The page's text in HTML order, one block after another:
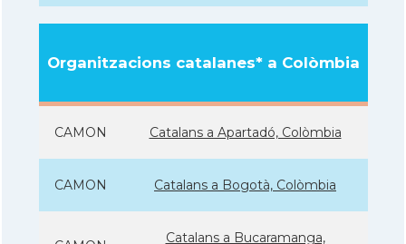
Organitzacions catalanes* a Colòmbia
CAMON Catalans a Apartadó, Colòmbia
CAMON Catalans a Bogotà, Colòmbia
Catalans a Bucaramanga,